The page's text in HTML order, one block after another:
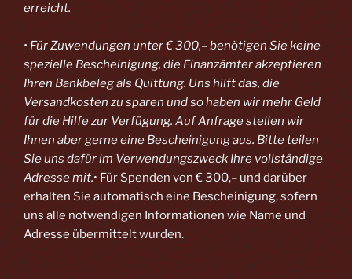
erreicht.
• Für Zuwendungen unter € 300,– benötigen Sie keine
spezielle Bescheinigung, die Finanzämter akzeptieren
Ihren Bankbeleg als Quittung. Uns hilft das, die
Versandkosten zu sparen und so haben wir mehr Geld
für die Hilfe zur Verfügung. Auf Anfrage stellen wir
Ihnen aber gerne eine Bescheinigung aus. Bitte teilen
Sie uns dafür im Verwendungszweck Ihre vollständige
Adresse mit.• Für Spenden von € 300,– und darüber
erhalten Sie automatisch eine Bescheinigung, sofern
uns alle notwendigen Informationen wie Name und
Adresse übermittelt wurden.